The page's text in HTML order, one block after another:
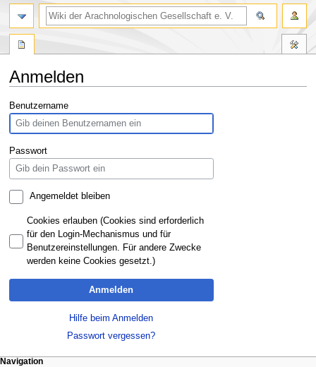
Anmelden
Zur
Navigation
springen
Zur
Suche
springen
Benutzername
Passwort
Angemeldet bleiben
Cookies erlauben (Cookies sind erforderlich
für den Login-Mechanismus und für
Benutzereinstellungen. Für andere Zwecke
werden keine Cookies gesetzt.)
Anmelden
Hilfe beim Anmelden
Passwort vergessen?
Navigation